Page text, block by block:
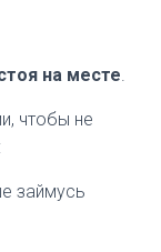
на месте.
чтобы не
займусь